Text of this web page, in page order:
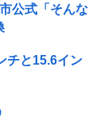
公式「そんな
チと15.6イン